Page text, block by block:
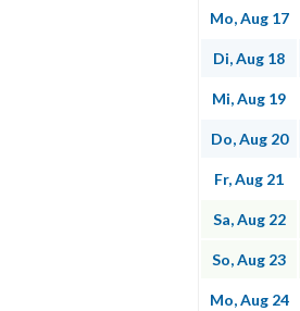
Mo, Aug 17
Di, Aug 18
Mi, Aug 19
Do, Aug 20
Fr, Aug 21
Sa, Aug 22
So, Aug 23
Mo, Aug 24